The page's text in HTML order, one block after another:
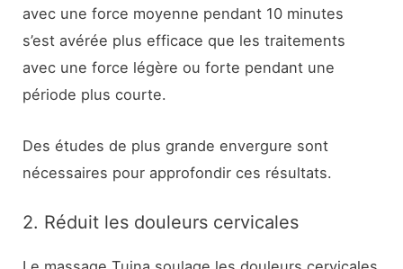
avec une force moyenne pendant 10 minutes
s’est avérée plus efficace que les traitements
avec une force légère ou forte pendant une
période plus courte.
Des études de plus grande envergure sont
nécessaires pour approfondir ces résultats.
2. Réduit les douleurs cervicales